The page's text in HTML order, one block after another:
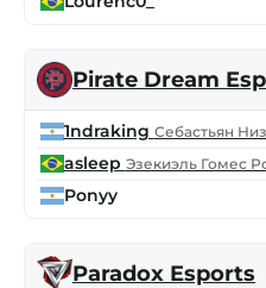
Pirate Dream
1ndraking Себастьян Низ
asleep Эзекиэль Гомес
Ponyy
Paradox Esports